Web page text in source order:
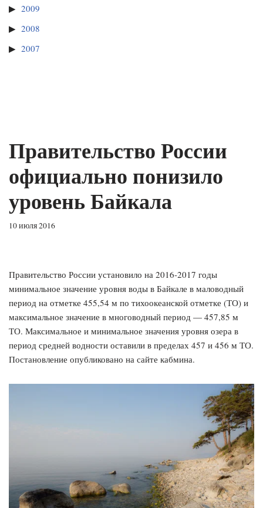
2009
2008
2007
Правительство России
официально понизило
уровень Байкала
10 июля 2016
Правительство России установило на 2016-2017 годы
минимальное значение уровня воды в Байкале в маловодный
период на отметке 455,54 м по тихоокеанской отметке (ТО) и
максимальное значение в многоводный период — 457,85 м
ТО. Максимальное и минимальное значения уровня озера в
период средней водности оставили в пределах 457 и 456 м ТО.
Постановление опубликовано на сайте кабмина.